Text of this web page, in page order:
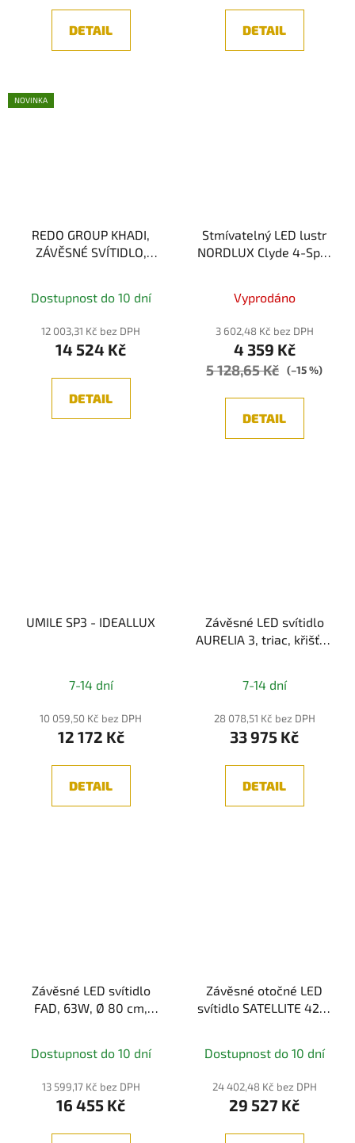
DETAIL DETAIL
NOVINKA
REDO GROUP KHADI,
ZÁVĚSNÉ SVÍTIDLO,
Dostupnost do 10 dní
12 003,31 Kč bez DPH
14 524 Kč
DETAIL
Stmívatelný LED lustr
NORDLUX Clyde 4-Spot
Vyprodáno
3 602,48 Kč bez DPH
4 359 Kč
5 128,65 Kč (–15 %)
DETAIL
UMILE SP3 - IDEALLUX
7-14 dní
10 059,50 Kč bez DPH
12 172 Kč
DETAIL
Závěsné LED svítidlo
AURELIA 3, triac, křišťál,
7-14 dní
28 078,51 Kč bez DPH
33 975 Kč
DETAIL
Závěsné LED svítidlo
FAD, 63W, Ø 80 cm,
Dostupnost do 10 dní
13 599,17 Kč bez DPH
16 455 Kč
Závěsné otočné LED
svítidlo SATELLITE 42W
Dostupnost do 10 dní
24 402,48 Kč bez DPH
29 527 Kč